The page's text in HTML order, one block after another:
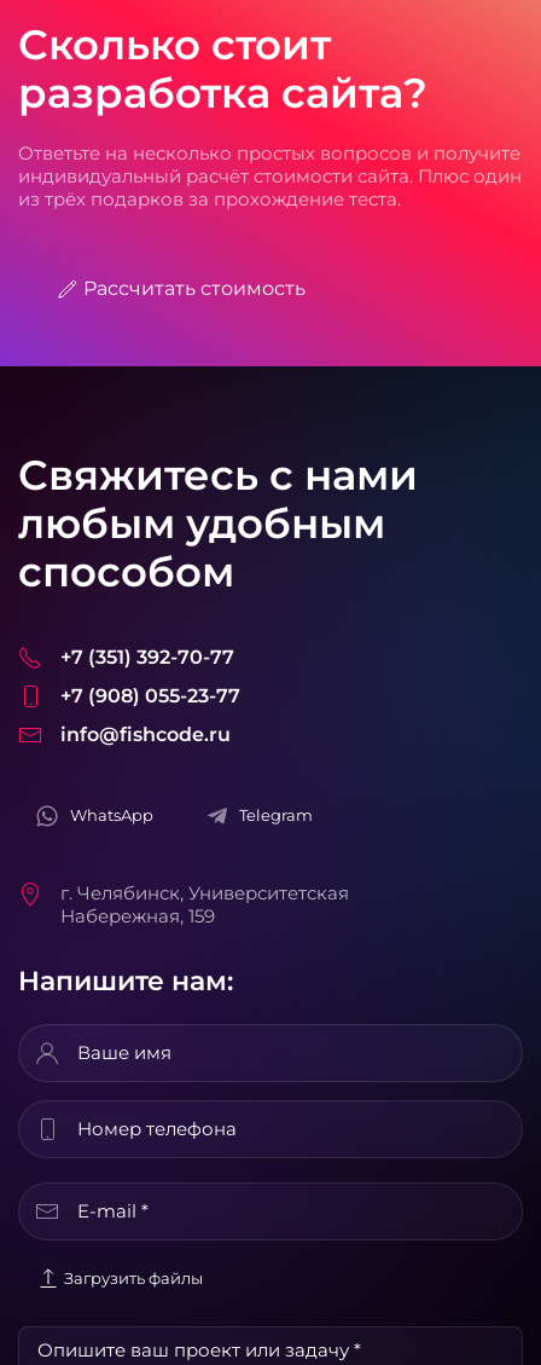
Сколько стоит
разработка сайта?
Ответьте на несколько простых вопросов и получите
индивидуальный расчёт стоимости сайта. Плюс один
из трёх подарков за прохождение теста.
Рассчитать стоимость
Свяжитесь с нами
любым удобным
способом
+7 (351) 392-70-77
+7 (908) 055-23-77
info@fishcode.ru
WhatsApp Telegram
г. Челябинск, Университетская
Набережная, 159
Напишите нам:
Загрузить файлы